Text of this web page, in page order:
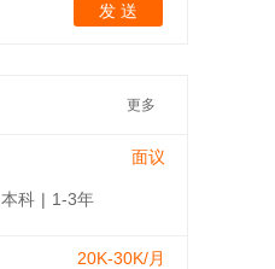
发 送
更多
面议
本科 | 1-3年
20K-30K/月